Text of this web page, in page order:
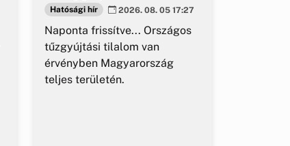
Hatósági hír 2026. 08. 05 17:27
Naponta frissítve... Országos
tűzgyújtási tilalom van
érvényben Magyarország
teljes területén.